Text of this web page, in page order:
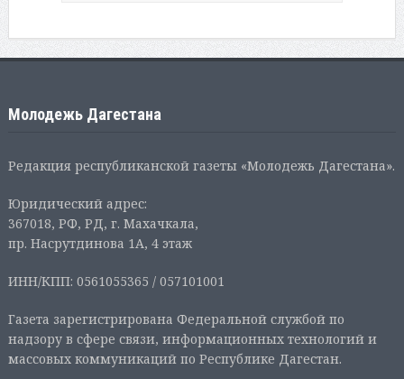
Молодежь Дагестана
Редакция республиканской газеты «Молодежь Дагестана».
Юридический адрес:
367018, РФ, РД, г. Махачкала,
пр. Насрутдинова 1А, 4 этаж
ИНН/КПП: 0561055365 / 057101001
Газета зарегистрирована Федеральной службой по
надзору в сфере связи, информационных технологий и
массовых коммуникаций по Республике Дагестан.